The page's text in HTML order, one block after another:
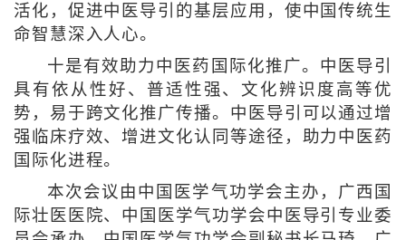
活化，促进中医导引的基层应用，使中国传统生
命智慧深入人心。
十是有效助力中医药国际化推广。中医导引
具有依从性好、普适性强、文化辨识度高等优
势，易于跨文化推广传播。中医导引可以通过增
强临床疗效、增进文化认同等途径，助力中医药
国际化进程。
本次会议由中国医学气功学会主办，广西国
际壮医医院、中国医学气功学会中医导引专业委